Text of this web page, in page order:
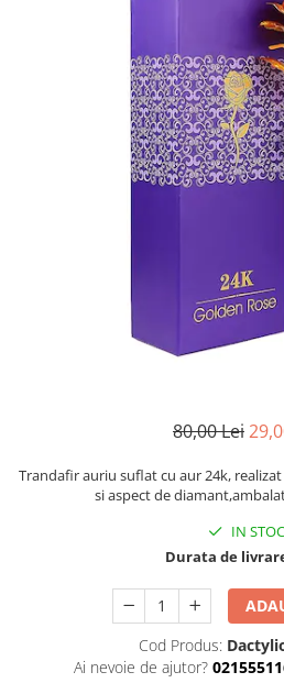
80,00 Lei
Trandafir auriu suflat cu aur 24k,
si aspect de
IN STOC
Durata de
Cod Produs:
Ai nevoie de ajutor?